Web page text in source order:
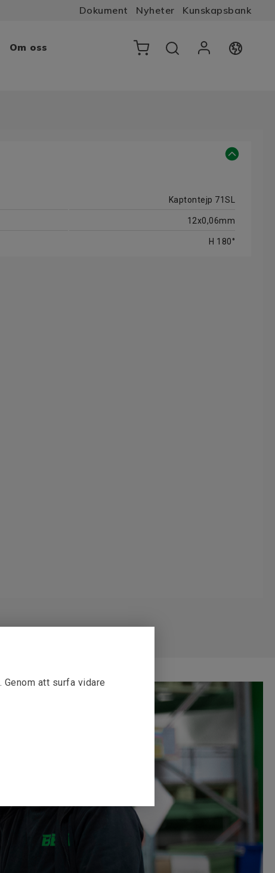
att surfa vidare
Dokument Nyheter Kunskapsbank
Om oss
Kaptontejp 71SL
12x0,06mm
H 180°